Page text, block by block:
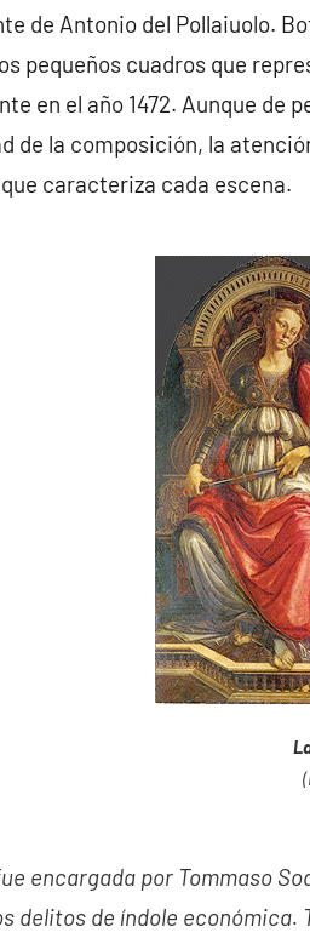
de Antonio del Pollaiuolo.
pequeños cuadros que
en el año 1472. Aunque de
de la composición, la
caracteriza cada escena.
encargada por Tommaso
delitos de índole